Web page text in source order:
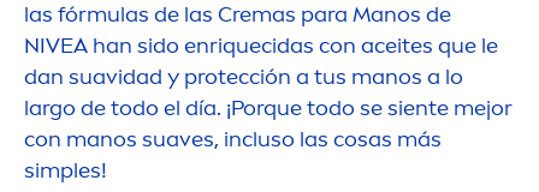
las fórmulas de las Cremas para Manos de
NIVEA han sido enriquecidas con aceites que le
dan suavidad y protección a tus manos a lo
largo de todo el día. ¡Porque todo se siente mejor
con manos suaves, incluso las cosas más
simples!